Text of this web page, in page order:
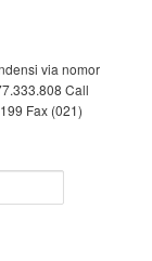
via nomor
Call
Fax (021)